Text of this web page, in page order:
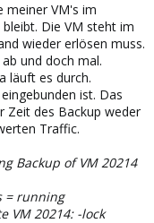
meiner VM's im
Die VM steht im
wieder erlösen muss.
und doch mal.
läuft es durch.
ist. Das
Zeit des Backup weder
Traffic.
Backup of VM 20214
= running
VM 20214: -lock